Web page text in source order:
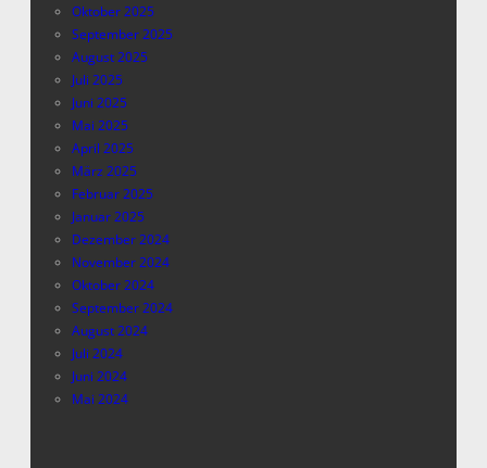
Oktober 2025
September 2025
August 2025
Juli 2025
Juni 2025
Mai 2025
April 2025
März 2025
Februar 2025
Januar 2025
Dezember 2024
November 2024
Oktober 2024
September 2024
August 2024
Juli 2024
Juni 2024
Mai 2024